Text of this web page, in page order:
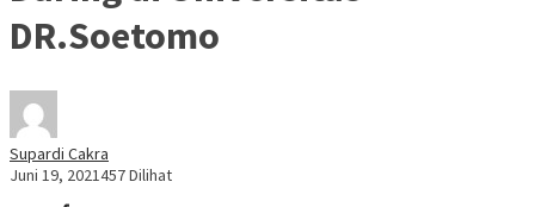
DR.Soetomo
Supardi Cakra
Juni 19, 2021457 Dilihat